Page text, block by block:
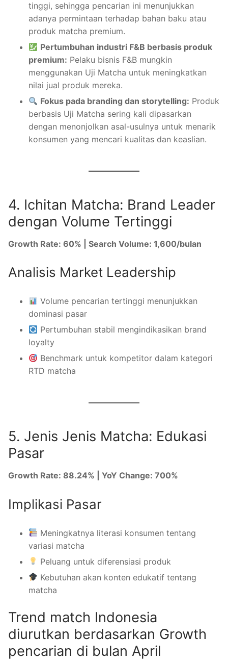
tinggi, sehingga pencarian ini menunjukkan
adanya permintaan terhadap bahan baku atau
produk matcha premium.
Pertumbuhan industri F&B berbasis produk
premium: Pelaku bisnis F&B mungkin
menggunakan Uji Matcha untuk meningkatkan
nilai jual produk mereka.
Fokus pada branding dan storytelling: Produk
berbasis Uji Matcha sering kali dipasarkan
dengan menonjolkan asal-usulnya untuk menarik
konsumen yang mencari kualitas dan keaslian.
4. Ichitan Matcha: Brand Leader
dengan Volume Tertinggi
Growth Rate: 60% | Search Volume: 1,600/bulan
Analisis Market Leadership
Volume pencarian tertinggi menunjukkan
dominasi pasar
Pertumbuhan stabil mengindikasikan brand
loyalty
Benchmark untuk kompetitor dalam kategori
RTD matcha
5. Jenis Jenis Matcha: Edukasi
Pasar
Growth Rate: 88.24% | YoY Change: 700%
Implikasi Pasar
Meningkatnya literasi konsumen tentang
variasi matcha
Peluang untuk diferensiasi produk
Kebutuhan akan konten edukatif tentang
matcha
Trend match Indonesia
diurutkan berdasarkan Growth
pencarian di bulan April